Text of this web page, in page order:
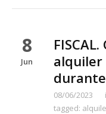
8
Jun
alquiler
08/06/2023
tagged: